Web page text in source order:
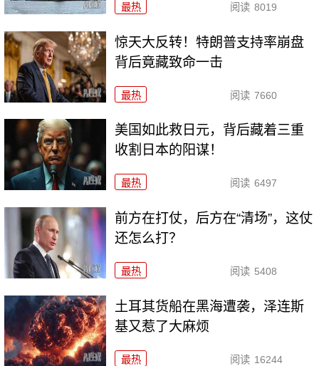
最热 阅读 8019
惊天大反转！特朗普支持率崩盘
背后竟藏致命一击
最热 阅读 7660
美国如此救日元，背后藏着三重
收割日本的阳谋！
最热 阅读 6497
前方在打仗，后方在“清场”，这仗
还怎么打？
最热 阅读 5408
土耳其货船在黑海遭袭，泽连斯
基又惹了大麻烦
最热 阅读 16244